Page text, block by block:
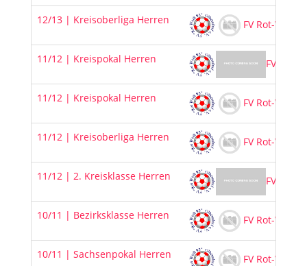
12/13 | Kreisoberliga Herren FV Rot-Weiß
11/12 | Kreispokal Herren FV Rot-
11/12 | Kreispokal Herren FV Rot-Weiß
11/12 | Kreisoberliga Herren FV Rot-Weiß
11/12 | 2. Kreisklasse Herren FV Rot-
10/11 | Bezirksklasse Herren FV Rot-Weiß
10/11 | Sachsenpokal Herren FV Rot-Weiß